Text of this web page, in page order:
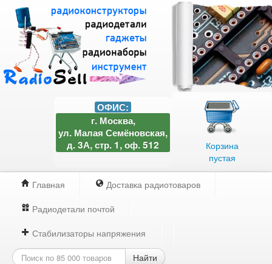
Корзина
пустая
ОФИС:
г. Москва,
ул. Малая Семёновская,
д. 3А, стр. 1, оф. 512
Главная
Доставка радиотоваров
Радиодетали почтой
Стабилизаторы напряжения
Найти